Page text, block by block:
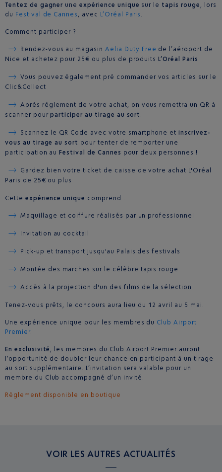
Tentez de gagner uneexpérience unique sur le tapis rouge
, lors
du Festival de Cannes , avec L’Oréal Paris
Comment participer ?
Rendez-vous au magasinAelia Duty Free de l’aéroport de
Nice et achetez pour 25€ ou plus de produitsL’Oréal Paris
Vous pouvez également pré commander vos articles sur le
Clic&Collect
Après règlement de votre achat, on vous remettra un QR à
scanner pourparticiper au tirage au sort
Scannez le QR Code avec votre smartphone etinscrivez-
vous au tirage au sort pour tenter de remporter une
participation auFestival de Cannes pour deux personnes !
Gardez bien votre ticket de caisse de votre achat L'Oréal
Paris de 25€ ou plus
Cette expérience unique comprend :
Maquillage et coiffure réalisés par un professionnel
Invitation au cocktail
Pick-up et transport jusqu'au Palais des festivals
Montée des marches sur le célèbre tapis rouge
Accès à la projection d'un des films de la sélection
Tenez-vous prêts, le concours aura lieu du 12 avril au 5 mai.
Une expérience unique pour les membres du Club Airport
Premier.
En exclusivité
, les membres du Club Airport Premier auront
l’opportunité de doubler leur chance en participant à un tirage
au sort supplémentaire. L’invitation sera valable pour un
membre du Club accompagné d’un invité.
Règlement disponible en boutique
VOIR LES AUTRES ACTUALITÉS